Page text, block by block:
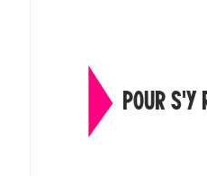
POUR S'Y